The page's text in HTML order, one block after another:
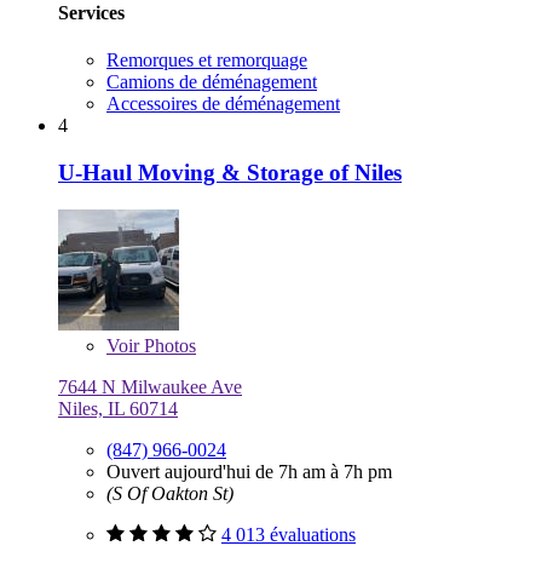
Services
Remorques et remorquage
Camions de déménagement
Accessoires de déménagement
4
U-Haul Moving & Storage of Niles
VoirPhotos
7644 N Milwaukee Ave
Niles, IL 60714
(847) 966-0024
Ouvert aujourd'hui de 7h am à 7h pm
(S Of Oakton St)
4 013 évaluations